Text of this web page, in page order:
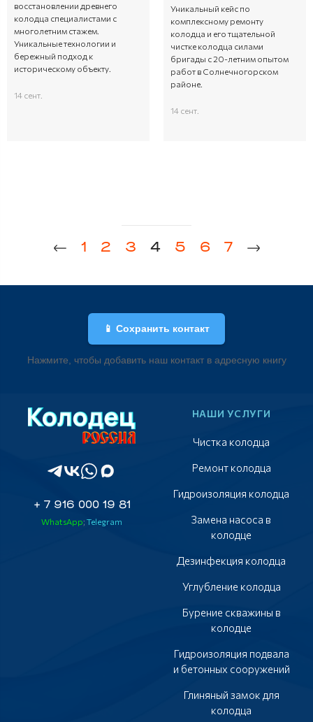
восстановлении древнего
колодца специалистами с
многолетним стажем.
Уникальные технологии и
бережный подход к
историческому объекту.
14 сент.
Уникальный кейс по
комплексному ремонту
колодца и его тщательной
чистке колодца силами
бригады с 20-летним опытом
работ в Солнечногорском
районе.
14 сент.
1 2 3 4 5 6 7
📱 Сохранить контакт
Нажмите, чтобы добавить наш контакт в адресную книгу
+ 7 916 000 19 81
WhatsApp; Telegram
НАШИ УСЛУГИ
Чистка колодца
Ремонт колодца
Гидроизоляция колодца
Замена насоса в
колодце
Дезинфекция колодца
Углубление колодца
Бурение скважины в
колодце
Гидроизоляция подвала
и бетонных сооружений
Глиняный замок для
колодца